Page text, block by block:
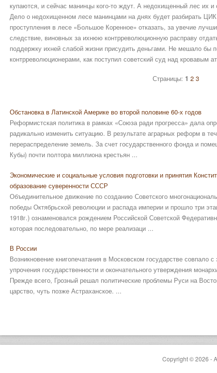
купаются, и сейчас манинцы кого-то ждут. А недохищенный лес их и
Дело о недохищенном лесе манинцами на днях будет разбирать
проступления в лесе «Большое Коренное» отказать, за увечие
следствие, виновных за ихнюю контрреволюционную расправу
поддержку ихней слабой жизни присудить деньгами. Не мешало бы
контрреволюционерами, как поступил советский суд над кровавым
Страницы: 1 2 3
Обстановка в Латинской Америке во второй половине 60-х годов
Реформистская политика в рамках «Союза ради прогресса» дала
радикально изменить ситуацию. В результате аграрных реформ в
перераспределение земель. За счет государственного фонда и
Кубы) почти полтора миллиона крестьян ...
Экономические и социальные условия подготовки и принятия
образование суверенности СССР
Объединительное движение по созданию Советского
победы Октябрьской революции и распада империи и прошло три
1918г.) ознаменовался рождением Российской Советской
которая последовательно, по мере реализаци ...
В России
Возникновение книгопечатания в Московском государстве совпало
упрочения государственности и окончательного утверждения
Прежде всего, Грозный решал политические проблемы Руси на
царство, чуть позже Астраханское. ...
Copyright © 2026 -